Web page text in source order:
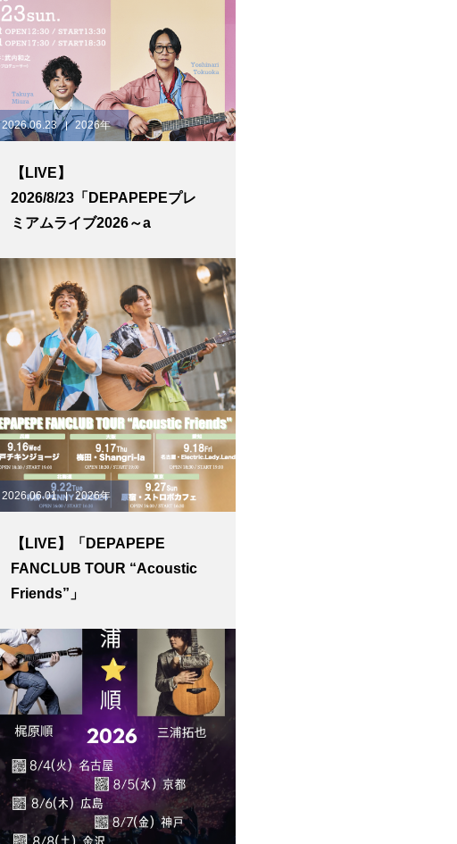
2026.06.23 2026年
【LIVE】
2026/8/23「DEPAPEPEプレ
ミアムライブ2026～a
in color～」
2026.06.01 2026年
【LIVE】「DEPAPEPE
FANCLUB TOUR “Acoustic
Friends”」